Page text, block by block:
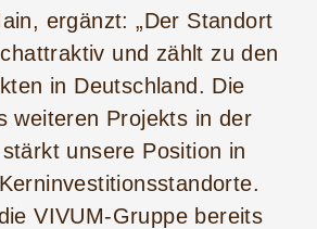
ergänzt: „Der Standort
und zählt zu den
in Deutschland. Die
weiteren Projekts in der
unsere Position in
VIVUM-Gruppe bereits